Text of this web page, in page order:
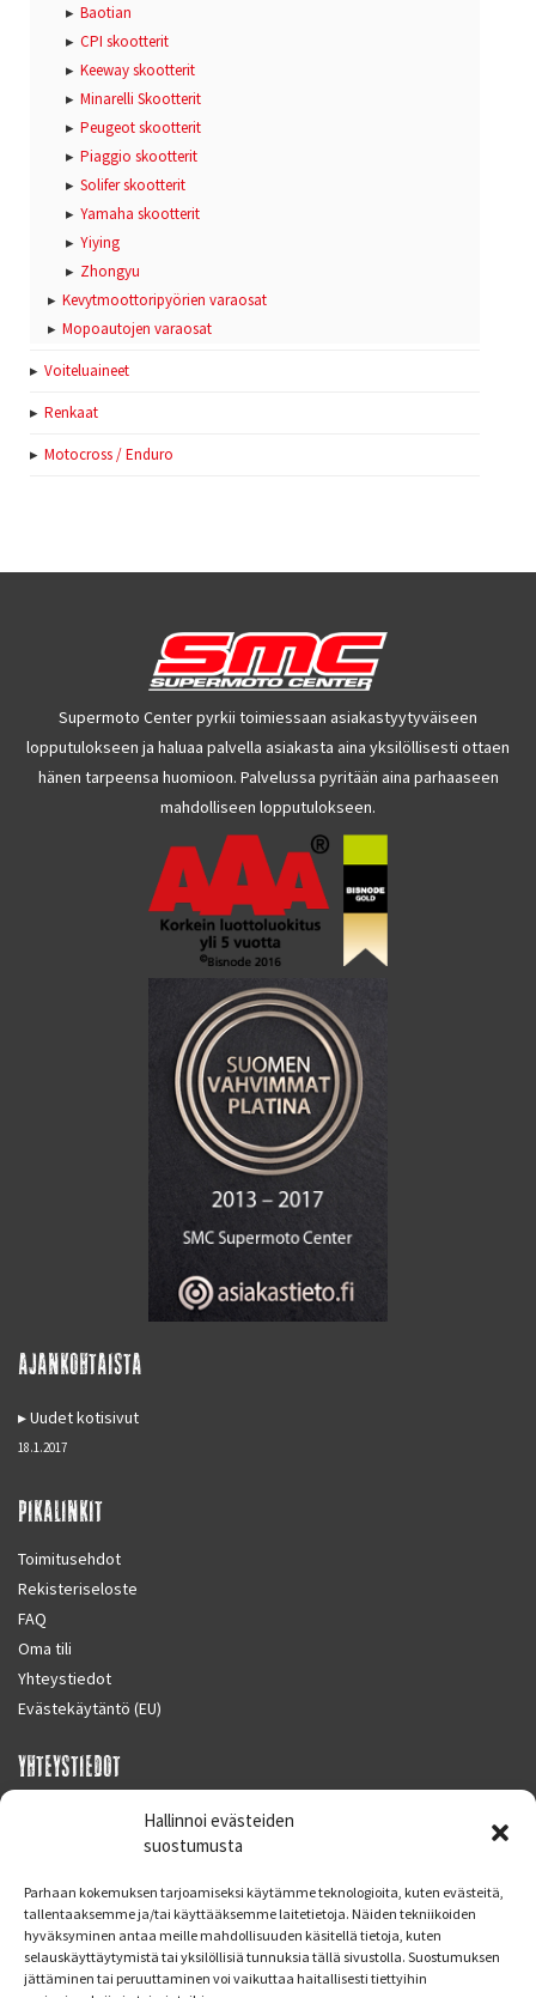
Hallinnoi evästeiden
suostumusta
Parhaan kokemuksen tarjoamiseksi käytämme teknologioita, kuten evästeitä,
tallentaaksemme ja/tai käyttääksemme laitetietoja. Näiden tekniikoiden
hyväksyminen antaa meille mahdollisuuden käsitellä tietoja, kuten
selauskäyttäytymistä tai yksilöllisiä tunnuksia tällä sivustolla. Suostumuksen
jättäminen tai peruuttaminen voi vaikuttaa haitallisesti tiettyihin
Baotian
CPI skootterit
Keeway skootterit
Minarelli Skootterit
Peugeot skootterit
Piaggio skootterit
Solifer skootterit
Yamaha skootterit
Yiying
Zhongyu
Kevytmoottoripyörien varaosat
Mopoautojen varaosat
Voiteluaineet
Renkaat
Motocross / Enduro
Supermoto Center pyrkii toimiessaan asiakastyytyväiseen
lopputulokseen ja haluaa palvella asiakasta aina yksilöllisesti ottaen
hänen tarpeensa huomioon. Palvelussa pyritään aina parhaaseen
mahdolliseen lopputulokseen.
AJANKOHTAISTA
Uudet kotisivut
18.1.2017
PIKALINKIT
Toimitusehdot
Rekisteriseloste
FAQ
Oma tili
Yhteystiedot
Evästekäytäntö (EU)
YHTEYSTIEDOT
SUPERMOTO CENTER
Finland
Puh. 09 221 7088
info at supermotocenter.fi